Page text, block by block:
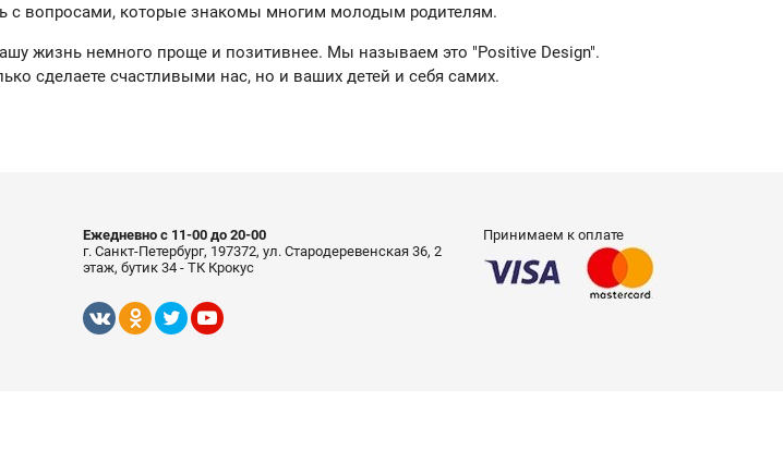
с вопросами, которые знакомы многим молодым родителям.
жизнь немного проще и позитивнее. Мы называем это "Positive Design".
сделаете счастливыми нас, но и ваших детей и себя самих.
Ежедневно с 11-00 до 20-00
г. Санкт-Петербург, 197372, ул. Стародеревенская 36, 2
этаж, бутик 34 - ТК Крокус
Принимаем к оплате